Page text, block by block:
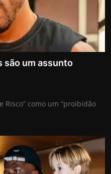
são um assunto
Risco” como um “proibidão